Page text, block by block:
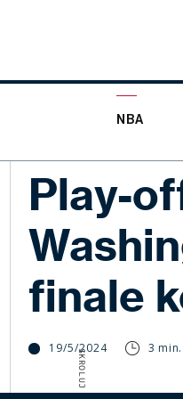
NBA
Play-
finale
19/5/2024 3 min.